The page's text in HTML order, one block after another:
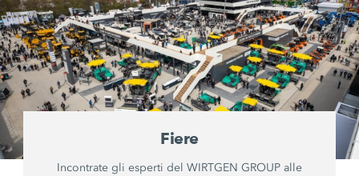
Fiere
Incontrate gli esperti del WIRTGEN GROUP alle